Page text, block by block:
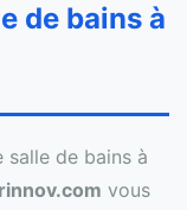
de bains à
de bains à
vous